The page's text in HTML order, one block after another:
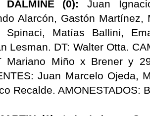
DALMINE (0):
Juan
Alarcón, Gastón
Spinaci, Matías Ballini,
Lesman. DT: Walter Otta.
Mariano Miño x Brener y
Juan Marcelo Ojeda,
Recalde. AMONESTADOS: